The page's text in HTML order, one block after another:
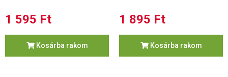
1 595 Ft
Kosárba rakom
1 895 Ft
Kosárba rakom